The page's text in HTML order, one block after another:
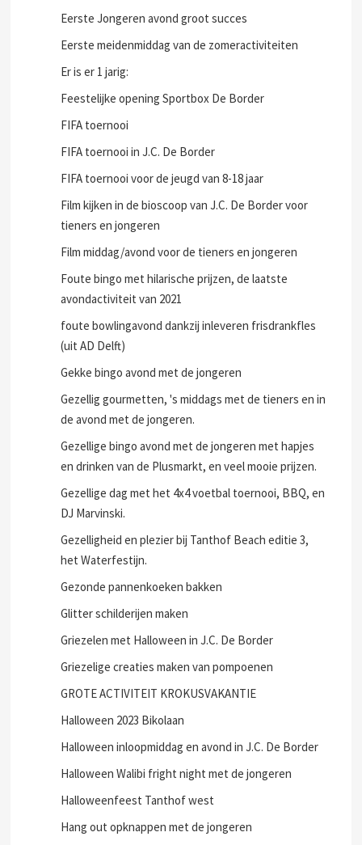
Eerste Jongeren avond groot succes
Eerste meidenmiddag van de zomeractiviteiten
Er is er 1 jarig:
Feestelijke opening Sportbox De Border
FIFA toernooi
FIFA toernooi in J.C. De Border
FIFA toernooi voor de jeugd van 8-18 jaar
Film kijken in de bioscoop van J.C. De Border voor
tieners en jongeren
Film middag/avond voor de tieners en jongeren
Foute bingo met hilarische prijzen, de laatste
avondactiviteit van 2021
foute bowlingavond dankzij inleveren frisdrankfles
(uit AD Delft)
Gekke bingo avond met de jongeren
Gezellig gourmetten, 's middags met de tieners en in
de avond met de jongeren.
Gezellige bingo avond met de jongeren met hapjes
en drinken van de Plusmarkt, en veel mooie prijzen.
Gezellige dag met het 4x4 voetbal toernooi, BBQ, en
DJ Marvinski.
Gezelligheid en plezier bij Tanthof Beach editie 3,
het Waterfestijn.
Gezonde pannenkoeken bakken
Glitter schilderijen maken
Griezelen met Halloween in J.C. De Border
Griezelige creaties maken van pompoenen
GROTE ACTIVITEIT KROKUSVAKANTIE
Halloween 2023 Bikolaan
Halloween inloopmiddag en avond in J.C. De Border
Halloween Walibi fright night met de jongeren
Halloweenfeest Tanthof west
Hang out opknappen met de jongeren